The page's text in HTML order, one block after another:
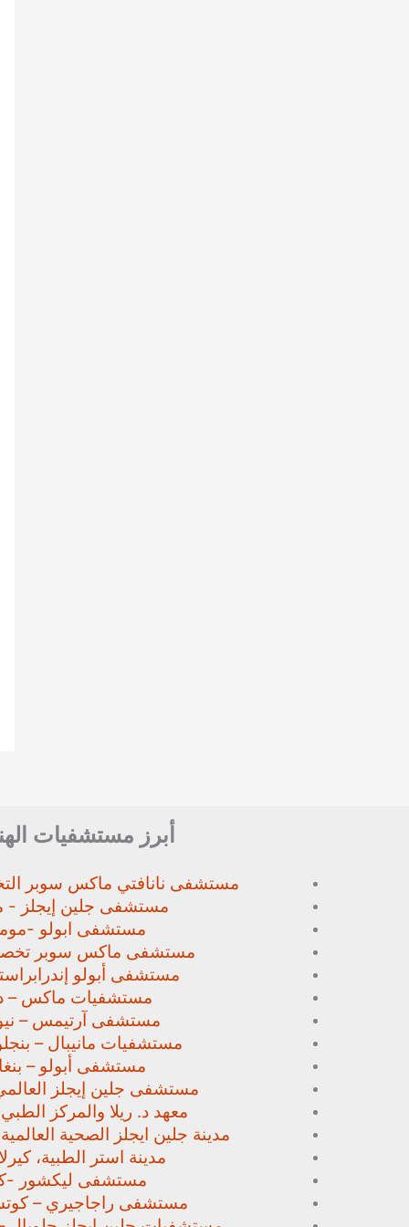
أبرز مستشفيات
مستشفى نانافتي ماكس سوبر
مستشفى جلين إيجلز -
مستشفى ابولو -
مستشفى ماكس سوبر
مستشفى أبولو
مستشفيات ماكس –
مستشفى آرتيمس –
مستشفيات مانيبال –
مستشفى أبولو –
مستشفى جلين إيجلز
معهد د. ريلا والمركز
مدينة جلين ايجلز الصحية
مدينة استر الطبية،
مستشفى ليكشور -
مستشفى راجاجيري –